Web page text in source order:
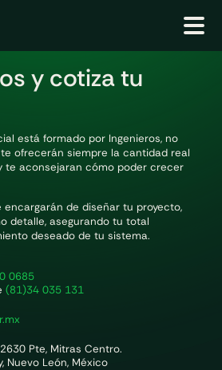
y cotiza tu
está formado por Ingenieros, no
ofrecerán siempre la cantidad real
te aconsejaran cómo poder crecer
encargarán de diseñar tu proyecto,
detalle, asegurando tu total
deseado de tu sistema.
0685
(81)34 035 131
Pte, Mitras Centro.
Nuevo León, México